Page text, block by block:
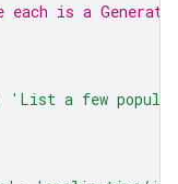
is a
'List a few